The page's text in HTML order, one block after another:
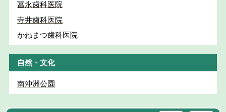
冨永歯科医院
寺井歯科医院
かねまつ歯科医院
自然・文化
南沖洲公園